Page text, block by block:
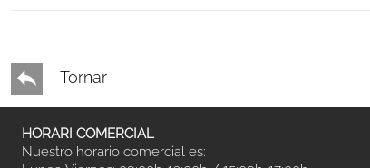
Tornar
HORARI COMERCIAL
Nuestro horario comercial es: